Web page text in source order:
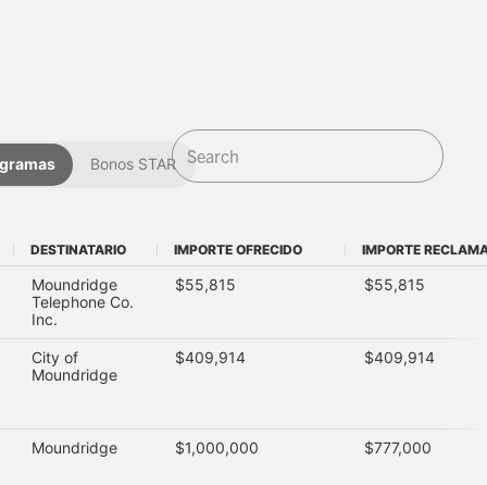
Bonos STAR
DESTINATARIO IMPORTE OFRECIDO
IMPORTE
IMPORTE OFRECIDO IMPORTE
Moundridge
Telephone Co.
Inc.
$55,815 $55,815
City of
Moundridge
$409,914 $409,914
Moundridge $1,000,000 $777,000